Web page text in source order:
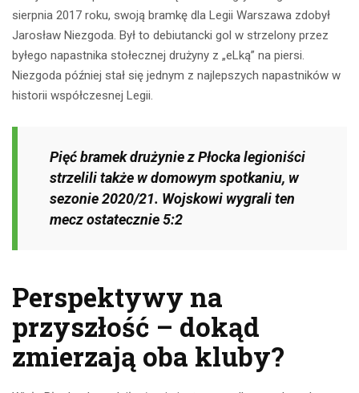
sierpnia 2017 roku, swoją bramkę dla Legii Warszawa zdobył
Jarosław Niezgoda. Był to debiutancki gol w strzelony przez
byłego napastnika stołecznej drużyny z „eLką” na piersi.
Niezgoda później stał się jednym z najlepszych napastników w
historii współczesnej Legii.
Pięć bramek drużynie z Płocka legioniści
strzelili także w domowym spotkaniu, w
sezonie 2020/21. Wojskowi wygrali ten
mecz ostatecznie 5:2
Perspektywy na
przyszłość – dokąd
zmierzają oba kluby?